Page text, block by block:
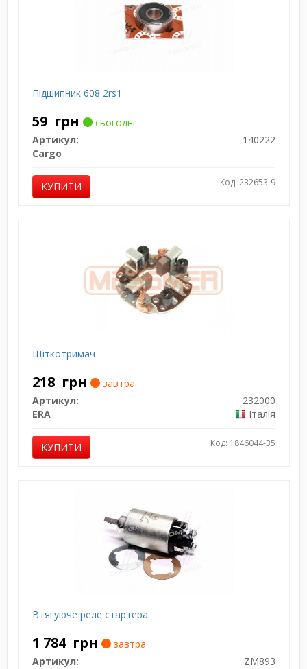
Підшипник 608 2rs1
59 грн
сьогодні
Артикул:
140222
Cargo
КУПИТИ Код: 232653-9
Щіткотримач
218 грн
завтра
Артикул:
232000
ERA
Італія
КУПИТИ Код: 1846044-35
Втягуюче реле стартера
1 784 грн
завтра
Артикул:
ZM893